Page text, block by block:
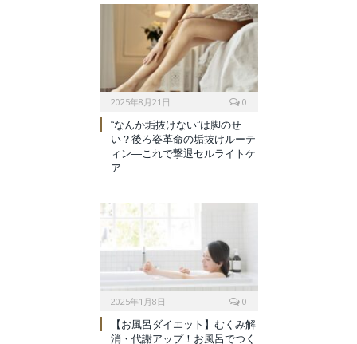
2025年8月21日
0
“なんか垢抜けない”は脚のせ
い？後ろ姿革命の垢抜けルーテ
ィン—これで撃退セルライトケ
ア
2025年1月8日
0
【お風呂ダイエット】むくみ解
消・代謝アップ！お風呂でつく